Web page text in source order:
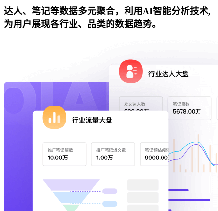
达人、笔记等数据多元聚合，利用AI智能分析技术,
为用户展现各行业、品类的数据趋势。